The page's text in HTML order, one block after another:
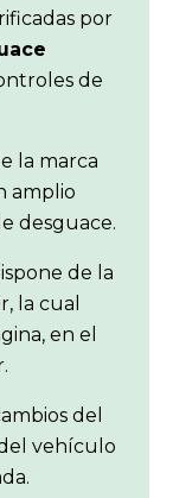
por
de
la marca
amplio
desguace.
de la
la cual
en el
del
vehículo